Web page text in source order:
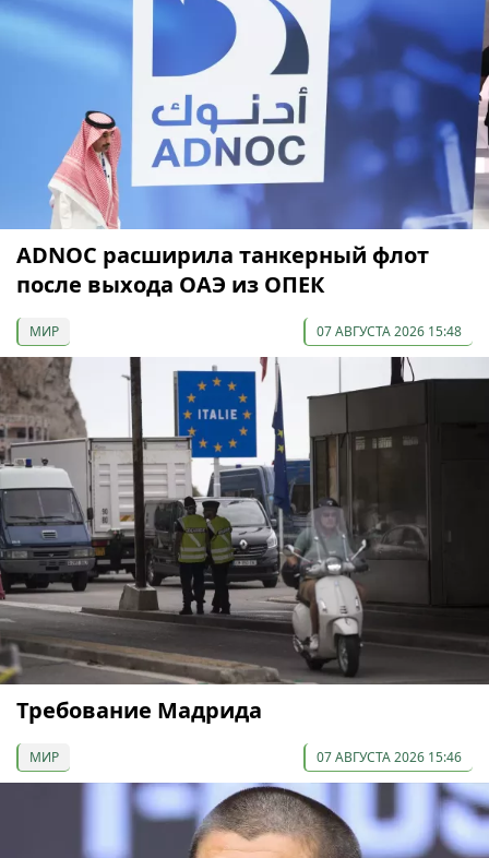
ADNOC расширила танкерный флот
после выхода ОАЭ из ОПЕК
МИР 07 АВГУСТА 2026 15:48
Требование Мадрида
МИР 07 АВГУСТА 2026 15:46